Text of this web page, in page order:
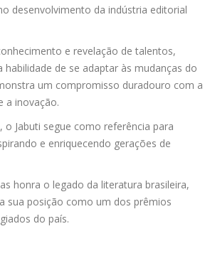
desenvolvimento da indústria editorial
e revelação de talentos,
de se adaptar às mudanças do
um compromisso duradouro com a
a inovação.
o Jabuti segue como referência para
e enriquecendo gerações de
honra o legado da literatura brasileira,
sua posição como um dos prêmios
do país.